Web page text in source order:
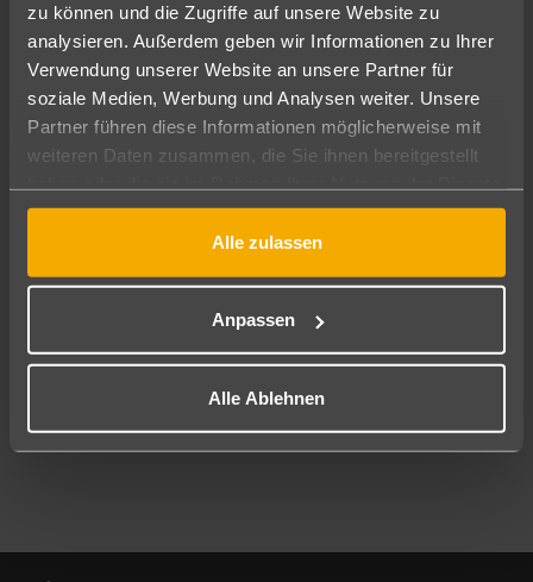
zu können und die Zugriffe auf unsere Website zu
analysieren. Außerdem geben wir Informationen zu Ihrer
Verwendung unserer Website an unsere Partner für
soziale Medien, Werbung und Analysen weiter. Unsere
Partner führen diese Informationen möglicherweise mit
weiteren Daten zusammen, die Sie ihnen bereitgestellt
gesammelt haben.
Alle zulassen
Anpassen
Alle Ablehnen
Pauschal Nur Hotel
Abflughafen
Alle Abflughäfen
09.08.26–07.08.27 7-21 Nächte
Mehr Filter anzeigen